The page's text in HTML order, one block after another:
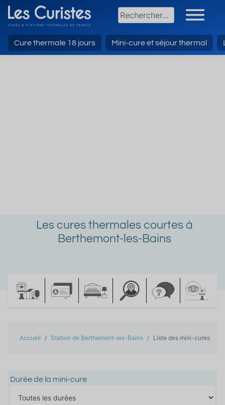
Cure thermale 18 jours Mini-cure et séjour thermal
Les cures thermales courtes à
Berthemont-les-Bains
Accueil Station de Berthemont-les-Bains Liste des mini-cures
Durée de la mini-cure